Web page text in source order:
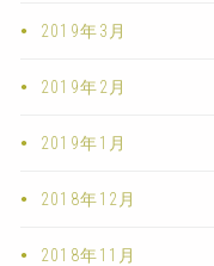
2019年3月
2019年2月
2019年1月
2018年12月
2018年11月